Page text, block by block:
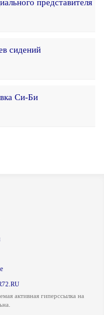
представителя
сидений
Си-Би
активная гиперссылка на